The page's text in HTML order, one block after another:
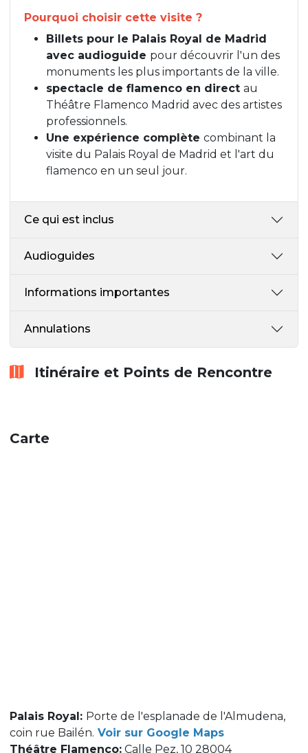
Pourquoi choisir cette visite ?
Billets pour le Palais Royal de Madrid
avec audioguide pour découvrir l'un des
monuments les plus importants de la ville.
spectacle de flamenco en direct au
Théâtre Flamenco Madrid avec des artistes
professionnels.
Une expérience complète combinant la
visite du Palais Royal de Madrid et l'art du
flamenco en un seul jour.
Ce qui est inclus
Audioguides
Informations importantes
Annulations
Itinéraire et Points de Rencontre
Carte
Palais Royal: Porte de l'esplanade de l'Almudena,
coin rue Bailén. Voir sur Google Maps
Théâtre Flamenco: Calle Pez, 10 28004